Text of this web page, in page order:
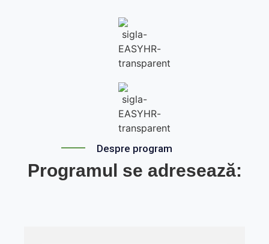
Despre program
Programul se adresează: